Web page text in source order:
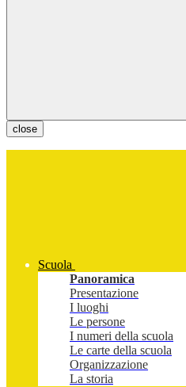
close
Scuola
Panoramica
Presentazione
I luoghi
Le persone
I numeri della scuola
Le carte della scuola
Organizzazione
La storia